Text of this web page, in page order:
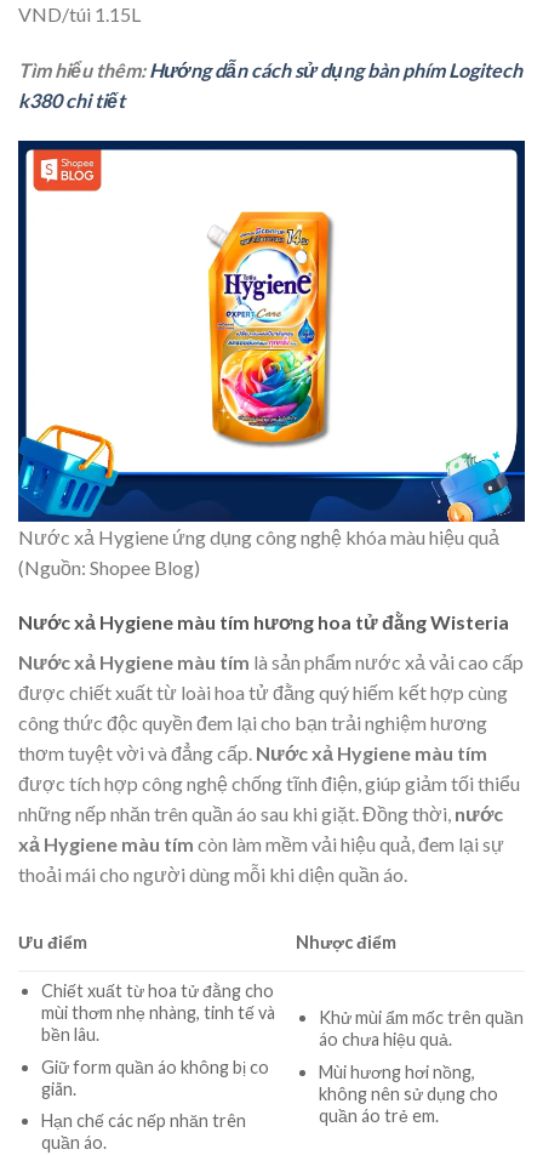
VND/túi 1.15L
Tìm hiểu thêm:Hướng dẫn cách sử dụng bàn phím Logitech
k380 chi tiết
Nước xả Hygiene ứng dụng công nghệ khóa màu hiệu quả
(Nguồn: Shopee Blog)
Nước xả Hygiene màu tím hương hoa tử đằng Wisteria
Nước xả Hygiene màu tím là sản phẩm nước xả vải cao cấp
được chiết xuất từ loài hoa tử đằng quý hiếm kết hợp cùng
công thức độc quyền đem lại cho bạn trải nghiệm hương
thơm tuyệt vời và đẳng cấp. Nước xả Hygiene màu tím
được tích hợp công nghệ chống tĩnh điện, giúp giảm tối thiểu
những nếp nhăn trên quần áo sau khi giặt. Đồng thời, nước
xả Hygiene màu tím còn làm mềm vải hiệu quả, đem lại sự
thoải mái cho người dùng mỗi khi diện quần áo.
Ưu điểm Nhược điểm
Chiết xuất từ hoa tử đằng cho
mùi thơm nhẹ nhàng, tinh tế và
bền lâu.
Giữ form quần áo không bị co
giãn.
Hạn chế các nếp nhăn trên
quần áo.
Khử mùi ẩm mốc trên quần
áo chưa hiệu quả.
Mùi hương hơi nồng,
không nên sử dụng cho
quần áo trẻ em.